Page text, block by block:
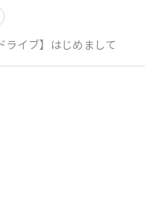
ライブ】はじめまして